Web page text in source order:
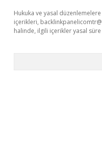
Hukuka ve yasal
içerikleri,
halinde, ilgili içerikler yasal